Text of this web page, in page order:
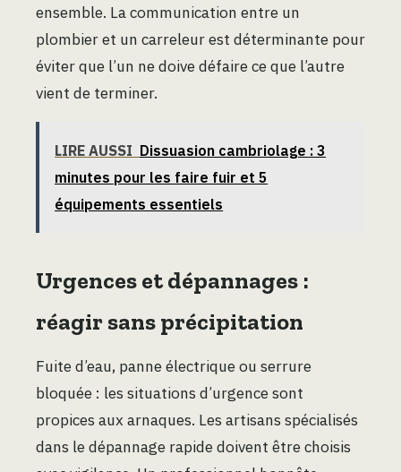
ensemble. La communication entre un
plombier et un carreleur est déterminante pour
éviter que l’un ne doive défaire ce que l’autre
vient de terminer.
LIRE AUSSI Dissuasion cambriolage : 3
minutes pour les faire fuir et 5
équipements essentiels
Urgences et dépannages :
réagir sans précipitation
Fuite d’eau, panne électrique ou serrure
bloquée : les situations d’urgence sont
propices aux arnaques. Les artisans spécialisés
dans le dépannage rapide doivent être choisis